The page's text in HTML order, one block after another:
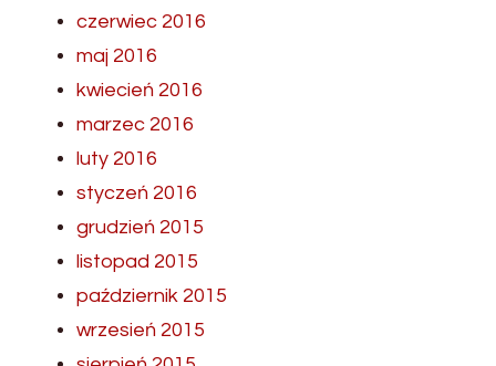
czerwiec 2016
maj 2016
kwiecień 2016
marzec 2016
luty 2016
styczeń 2016
grudzień 2015
listopad 2015
październik 2015
wrzesień 2015